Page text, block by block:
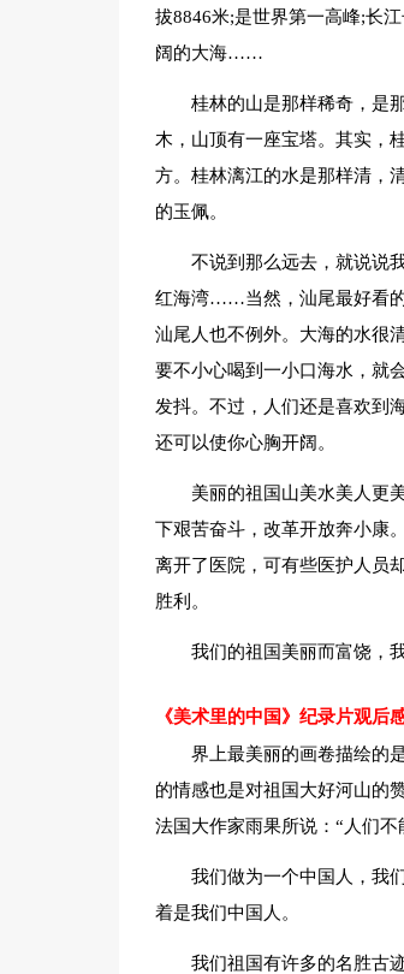
拔8846米;是世界第一高峰;长
阔的大海……
桂林的山是那样稀奇，是
木，山顶有一座宝塔。其实，
方。桂林漓江的水是那样清，
的玉佩。
不说到那么远去，就说说
红海湾……当然，汕尾最好看
汕尾人也不例外。大海的水很
要不小心喝到一小口海水，就
发抖。不过，人们还是喜欢到
还可以使你心胸开阔。
美丽的祖国山美水美人更
下艰苦奋斗，改革开放奔小康
离开了医院，可有些医护人员
胜利。
我们的祖国美丽而富饶，
《美术里的中国》纪录片观后
界上最美丽的画卷描绘的
的情感也是对祖国大好河山的
法国大作家雨果所说：“人们
我们做为一个中国人，我
着是我们中国人。
我们祖国有许多的名胜古